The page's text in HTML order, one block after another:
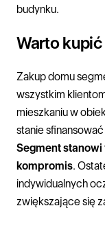
budynku.
Warto
Zakup domu
wszystkim
mieszkaniu w
stanie
Segment
kompromis.
indywidualnych
zwiększające się